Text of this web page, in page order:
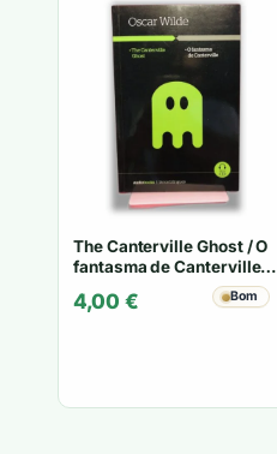
The Canterville Ghost / O
fantasma de Canterville -
4,00 € Bom